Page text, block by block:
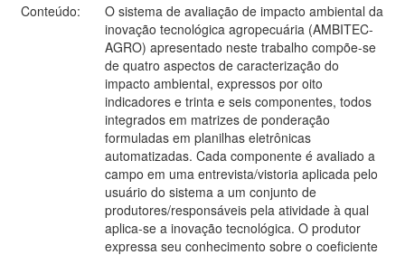
Conteúdo:
O sistema de avaliação de impacto ambiental da
inovação tecnológica agropecuária (AMBITEC-
AGRO) apresentado neste trabalho compõe-se
de quatro aspectos de caracterização do
impacto ambiental, expressos por oito
indicadores e trinta e seis componentes, todos
integrados em matrizes de ponderação
formuladas em planilhas eletrônicas
automatizadas. Cada componente é avaliado a
campo em uma entrevista/vistoria aplicada pelo
usuário do sistema a um conjunto de
produtores/responsáveis pela atividade à qual
aplica-se a inovação tecnológica. O produtor
expressa seu conhecimento sobre o coeficiente